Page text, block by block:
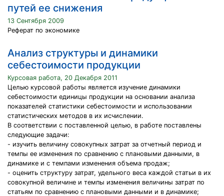
путей ее снижения
13 Сентября 2009
Реферат по экономике
Анализ структуры и динамики
себестоимости продукции
Курсовая работа, 20 Декабря 2011
Целью курсовой работы является изучение динамики
себестоимости единицы продукции на основании анализа
показателей статистики себестоимости и использовании
статистических методов в их исчислении.
В соответствии с поставленной целью, в работе поставлены
следующие задачи:
- изучить величину совокупных затрат за отчетный период и
темпы ее изменения по сравнению с плановыми данными, в
динамике и с темпами изменения объема продаж;
- оценить структуру затрат, удельного веса каждой статьи в их
совокупной величине и темпы изменения величины затрат по
статьям по сравнению с плановыми данными и в динамике;